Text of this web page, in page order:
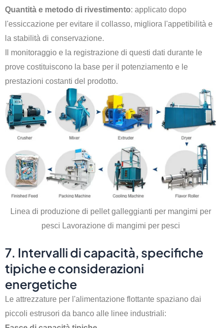
Quantità e metodo di rivestimento: applicato dopo
l'essiccazione per evitare il collasso, migliora l'appetibilità e
la stabilità di conservazione.
Il monitoraggio e la registrazione di questi dati durante le
prove costituiscono la base per il potenziamento e le
prestazioni costanti del prodotto.
Linea di produzione di pellet galleggianti per mangimi per
pesci Lavorazione di mangimi per pesci
7. Intervalli di capacità, specifiche
tipiche e considerazioni
energetiche
Le attrezzature per l'alimentazione flottante spaziano dai
piccoli estrusori da banco alle linee industriali: